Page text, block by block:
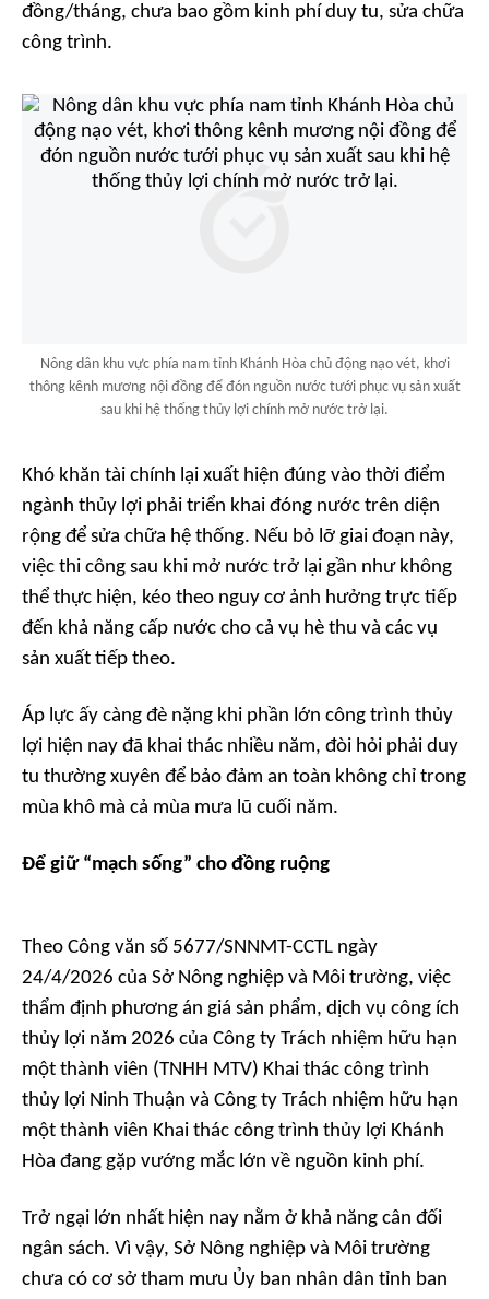
đồng/tháng, chưa bao gồm kinh phí duy tu, sửa chữa
công trình.
Nông dân khu vực phía nam tỉnh Khánh Hòa chủ động nạo vét, khơi
thông kênh mương nội đồng để đón nguồn nước tưới phục vụ sản xuất
sau khi hệ thống thủy lợi chính mở nước trở lại.
Khó khăn tài chính lại xuất hiện đúng vào thời điểm
ngành thủy lợi phải triển khai đóng nước trên diện
rộng để sửa chữa hệ thống. Nếu bỏ lỡ giai đoạn này,
việc thi công sau khi mở nước trở lại gần như không
thể thực hiện, kéo theo nguy cơ ảnh hưởng trực tiếp
đến khả năng cấp nước cho cả vụ hè thu và các vụ
sản xuất tiếp theo.
Áp lực ấy càng đè nặng khi phần lớn công trình thủy
lợi hiện nay đã khai thác nhiều năm, đòi hỏi phải duy
tu thường xuyên để bảo đảm an toàn không chỉ trong
mùa khô mà cả mùa mưa lũ cuối năm.
Để giữ “mạch sống” cho đồng ruộng
Theo Công văn số 5677/SNNMT-CCTL ngày
24/4/2026 của Sở Nông nghiệp và Môi trường, việc
thẩm định phương án giá sản phẩm, dịch vụ công ích
thủy lợi năm 2026 của Công ty Trách nhiệm hữu hạn
một thành viên (TNHH MTV) Khai thác công trình
thủy lợi Ninh Thuận và Công ty Trách nhiệm hữu hạn
một thành viên Khai thác công trình thủy lợi Khánh
Hòa đang gặp vướng mắc lớn về nguồn kinh phí.
Trở ngại lớn nhất hiện nay nằm ở khả năng cân đối
ngân sách. Vì vậy, Sở Nông nghiệp và Môi trường
chưa có cơ sở tham mưu Ủy ban nhân dân tỉnh ban